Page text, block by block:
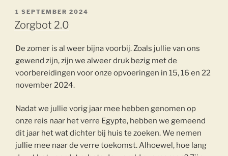
GEPLAATST
OP
1 SEPTEMBER 2024
Zorgbot 2.0
De zomer is al weer bijna voorbij. Zoals jullie van ons
gewend zijn, zijn we alweer druk bezig met de
voorbereidingen voor onze opvoeringen in 15, 16 en 22
november 2024.
Nadat we jullie vorig jaar mee hebben genomen op
onze reis naar het verre Egypte, hebben we gemeend
dit jaar het wat dichter bij huis te zoeken. We nemen
jullie mee naar de verre toekomst. Alhoewel, hoe lang